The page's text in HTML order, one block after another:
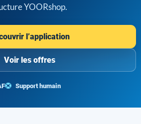
YOORshop.
l’application
Voir les offres
Support humain